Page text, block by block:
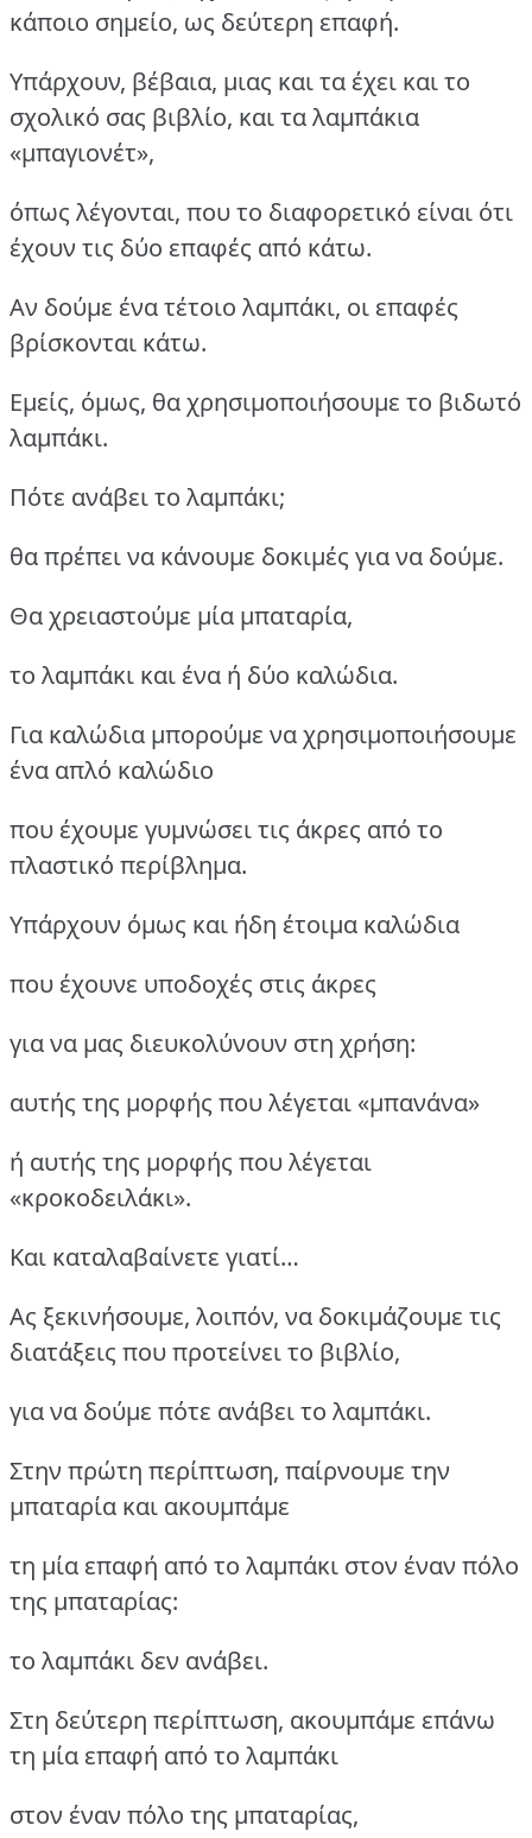
κάποιο σημείο, ως δεύτερη επαφή.
Υπάρχουν, βέβαια, μιας και τα έχει και το
σχολικό σας βιβλίο, και τα λαμπάκια
«μπαγιονέτ»,
όπως λέγονται, που το διαφορετικό είναι ότι
έχουν τις δύο επαφές από κάτω.
Αν δούμε ένα τέτοιο λαμπάκι, οι επαφές
βρίσκονται κάτω.
Εμείς, όμως, θα χρησιμοποιήσουμε το βιδωτό
λαμπάκι.
Πότε ανάβει το λαμπάκι;
θα πρέπει να κάνουμε δοκιμές για να δούμε.
Θα χρειαστούμε μία μπαταρία,
το λαμπάκι και ένα ή δύο καλώδια.
Για καλώδια μπορούμε να χρησιμοποιήσουμε
ένα απλό καλώδιο
που έχουμε γυμνώσει τις άκρες από το
πλαστικό περίβλημα.
Υπάρχουν όμως και ήδη έτοιμα καλώδια
που έχουνε υποδοχές στις άκρες
για να μας διευκολύνουν στη χρήση:
αυτής της μορφής που λέγεται «μπανάνα»
ή αυτής της μορφής που λέγεται
«κροκοδειλάκι».
Και καταλαβαίνετε γιατί…
Ας ξεκινήσουμε, λοιπόν, να δοκιμάζουμε τις
διατάξεις που προτείνει το βιβλίο,
για να δούμε πότε ανάβει το λαμπάκι.
Στην πρώτη περίπτωση, παίρνουμε την
μπαταρία και ακουμπάμε
τη μία επαφή από το λαμπάκι στον έναν πόλο
της μπαταρίας:
το λαμπάκι δεν ανάβει.
Στη δεύτερη περίπτωση, ακουμπάμε επάνω
τη μία επαφή από το λαμπάκι
στον έναν πόλο της μπαταρίας,